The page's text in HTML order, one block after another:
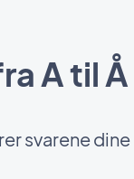
A til Å
svarene dine